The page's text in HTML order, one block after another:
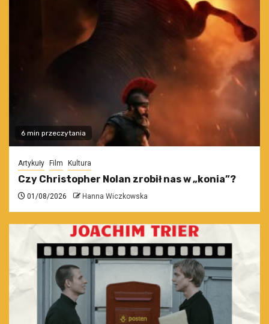
6 min przeczytania
Artykuły Film Kultura
Czy Christopher Nolan zrobił nas w „konia”?
01/08/2026 Hanna Wiczkowska